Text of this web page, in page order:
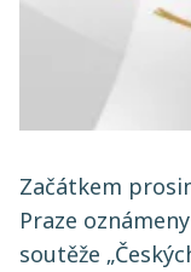
Začátkem
Praze
soutěže